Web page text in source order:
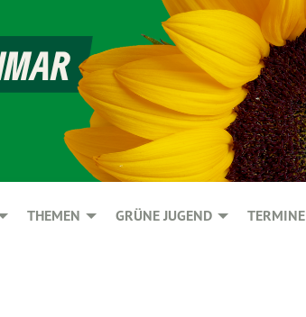
THEMEN GRÜNE JUGEND TERMINE